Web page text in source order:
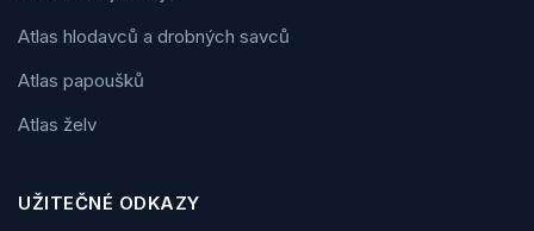
Atlas hlodavců a drobných savců
Atlas papoušků
Atlas želv
UŽITEČNÉ ODKAZY